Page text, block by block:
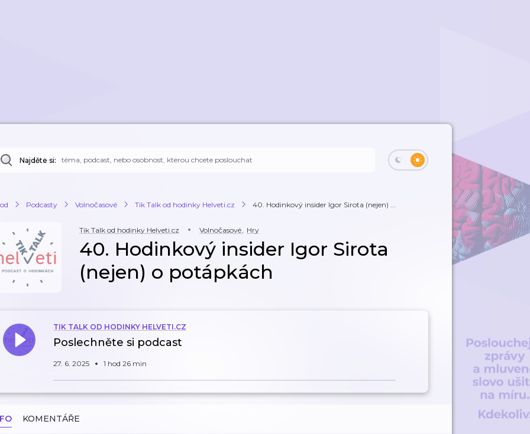
Najděte si:
Podcasty Volnočasové Tik Talk od hodinky Helveti.cz 40. Hodinkový insider Igor Sirota (nejen) ...
Tik Talk od hodinky Helveti.cz Volnočasové, Hry
40. Hodinkový insider Igor Sirota
(nejen) o potápkách
TIK TALK OD HODINKY HELVETI.CZ
Poslechněte si podcast
27. 6. 2025 1 hod 26 min
KOMENTÁŘE